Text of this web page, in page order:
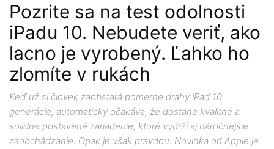
Pozrite sa na test odolnosti
iPadu 10. Nebudete veriť, ako
lacno je vyrobený. Ľahko ho
zlomíte v rukách
Keď už si človek zaobstará pomerne drahý iPad 10.
generácie, automaticky očakáva, že dostane kvalitné a
solídne postavené zariadenie, ktoré vydrží aj náročnejšie
zaobchádzanie. Opak je však pravdou. Novinka od Apple je